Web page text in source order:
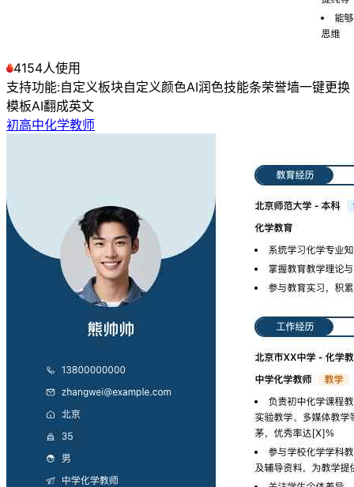
4154人使用
支持功能:自定义板块自定义颜色AI润色技能条荣誉墙一键更换
模板AI翻成英文
初高中化学教师